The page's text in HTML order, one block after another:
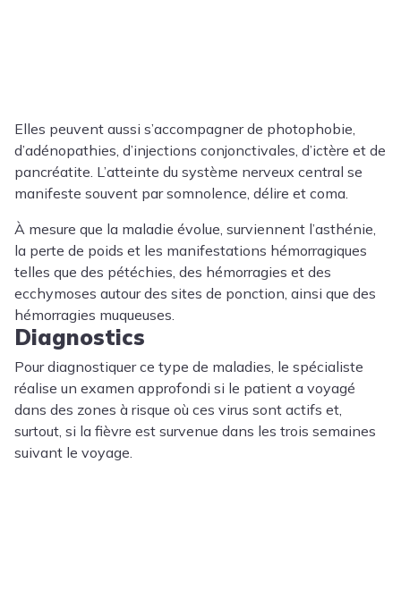
Elles peuvent aussi s’accompagner de photophobie,
d’adénopathies, d’injections conjonctivales, d’ictère et de
pancréatite. L’atteinte du système nerveux central se
manifeste souvent par somnolence, délire et coma.
À mesure que la maladie évolue, surviennent l’asthénie,
la perte de poids et les manifestations hémorragiques
telles que des pétéchies, des hémorragies et des
ecchymoses autour des sites de ponction, ainsi que des
hémorragies muqueuses.
Diagnostics
Pour diagnostiquer ce type de maladies, le spécialiste
réalise un examen approfondi si le patient a voyagé
dans des zones à risque où ces virus sont actifs et,
surtout, si la fièvre est survenue dans les trois semaines
suivant le voyage.